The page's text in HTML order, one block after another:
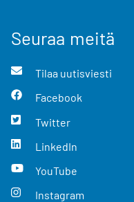
Seuraa meitä
Tilaa uutisviesti
Facebook
Twitter
LinkedIn
YouTube
Instagram